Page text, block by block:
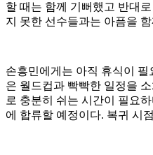
할 때는 함께 기뻐했고 반대
지 못한 선수들과는 아픔을
손흥민에게는 아직 휴식이 필
은 월드컵과 빡빡한 일정을
로 충분히 쉬는 시간이 필요
에 합류할 예정이다. 복귀 시